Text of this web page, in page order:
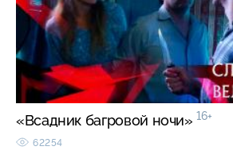
«Всадник багровой ночи» 16+
62254